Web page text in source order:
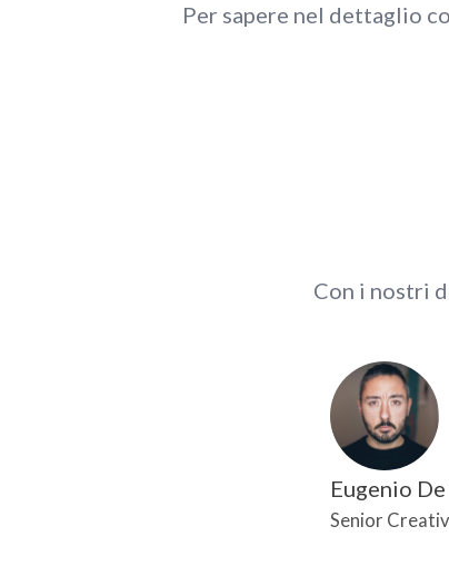
Per sapere nel dettaglio
Con i nostri
Eugenio
Senior